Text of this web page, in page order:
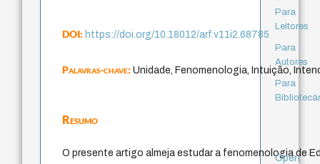
DOI:https://doi.org/10.18012/arf.v11i2.68785
Palavras-chave:Unidade, Fenomenologia, Intuição,
Resumo
O presente artigo almeja estudar a fenomenologia de
Para
Leitores
Para
Autores
Para
Open